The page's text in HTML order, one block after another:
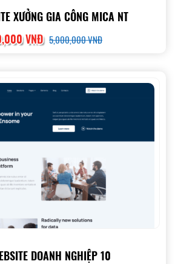
XƯỞNG GIA CÔNG MICA NT
VNĐ 5,000,000 VNĐ
DOANH NGHIỆP 10